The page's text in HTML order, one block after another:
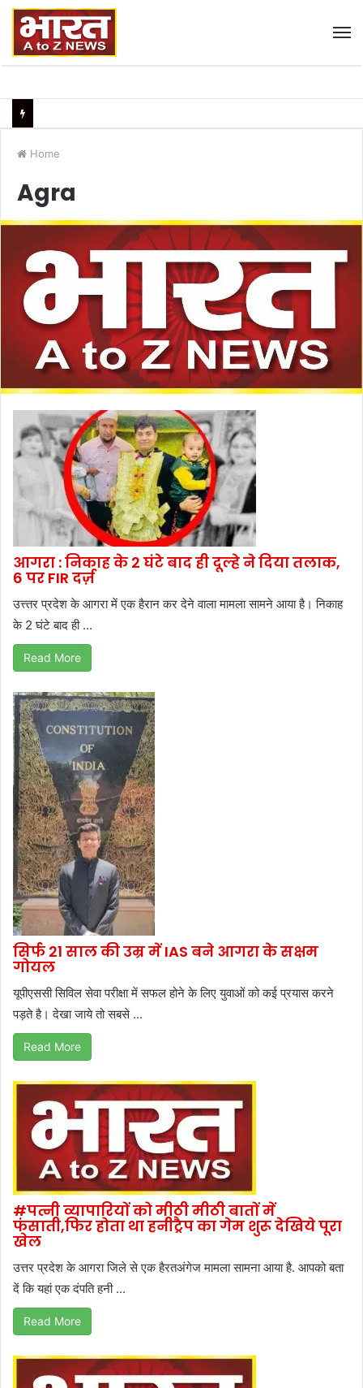
Home
Agra
आगरा : निकाह के 2 घंटे बाद ही दूल्हे ने दिया तलाक,
6 पर FIR दर्ज़
उत्त्तर प्रदेश के आगरा में एक हैरान कर देने वाला मामला सामने आया है। निकाह
के 2 घंटे बाद ही ...
Read More
सिर्फ 21 साल की उम्र में IAS बने आगरा के सक्षम
गोयल
यूपीएससी सिविल सेवा परीक्षा में सफल होने के लिए युवाओं को कई प्रयास करने
पड़ते है। देखा जाये तो सबसे ...
Read More
#पत्नी व्यापारियों को मीठी मीठी बातों में
फंसाती,फिर होता था हनीट्रैप का गेम शुरू देखिये पूरा
खेल
उत्तर प्रदेश के आगरा जिले से एक हैरतअंगेज मामला सामना आया है. आपको बता
दें कि यहां एक दंपति हनी ...
Read More